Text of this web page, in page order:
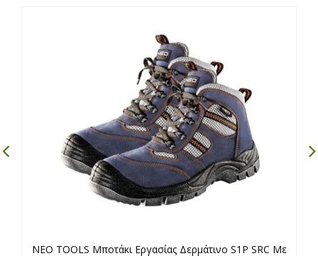
NEO TOOLS Μποτάκι Εργασίας Δερμάτινο S1P SRC Με